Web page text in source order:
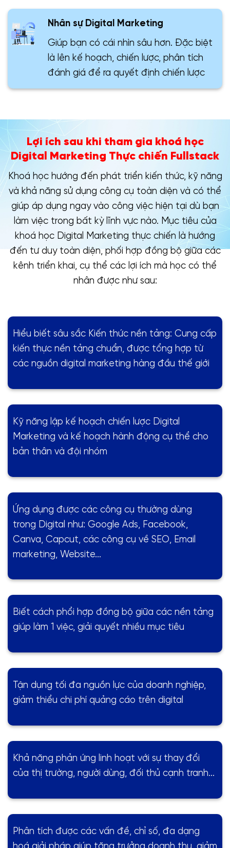
Nhân sự Digital Marketing
Giúp bạn có cái nhìn sâu hơn. Đặc biệt
là lên kế hoạch, chiến lược, phân tích
đánh giá để ra quyết định chiến lược
Lợi ích sau khi tham gia khoá học
Digital Marketing Thực chiến Fullstack
Khoá học hướng đến phát triển kiến thức, kỹ năng
và khả năng sử dụng công cụ toàn diện và có thể
giúp áp dụng ngay vào công việc hiện tại dù bạn
làm việc trong bất kỳ lĩnh vực nào. Mục tiêu của
khoá học Digital Marketing thực chiến là hướng
đến tư duy toàn diện, phối hợp đồng bộ giữa các
kênh triển khai, cụ thể các lợi ích mà học có thể
nhân được như sau:
Hiểu biết sâu sắc Kiến thức nền tảng: Cung cấp
kiến thực nền tảng chuẩn, được tổng hợp từ
các nguồn digital marketing hàng đầu thế giới
Kỹ năng lập kế hoạch chiến lược Digital
Marketing và kế hoạch hành động cụ thể cho
bản thân và đội nhóm
Ứng dụng được các công cụ thường dùng
trong Digital như: Google Ads, Facebook,
Canva, Capcut, các công cụ về SEO, Email
marketing, Website…
Biết cách phổi hợp đồng bộ giữa các nền tảng
giúp làm 1 việc, giải quyết nhiều mục tiêu
Tận dụng tối đa nguồn lực của doanh nghiệp,
giảm thiểu chi phí quảng cáo trên digital
Khả năng phản ứng linh hoạt với sự thay đổi
của thị trường, người dùng, đối thủ cạnh tranh…
Phân tích được các vấn đề, chỉ số, đa dạng